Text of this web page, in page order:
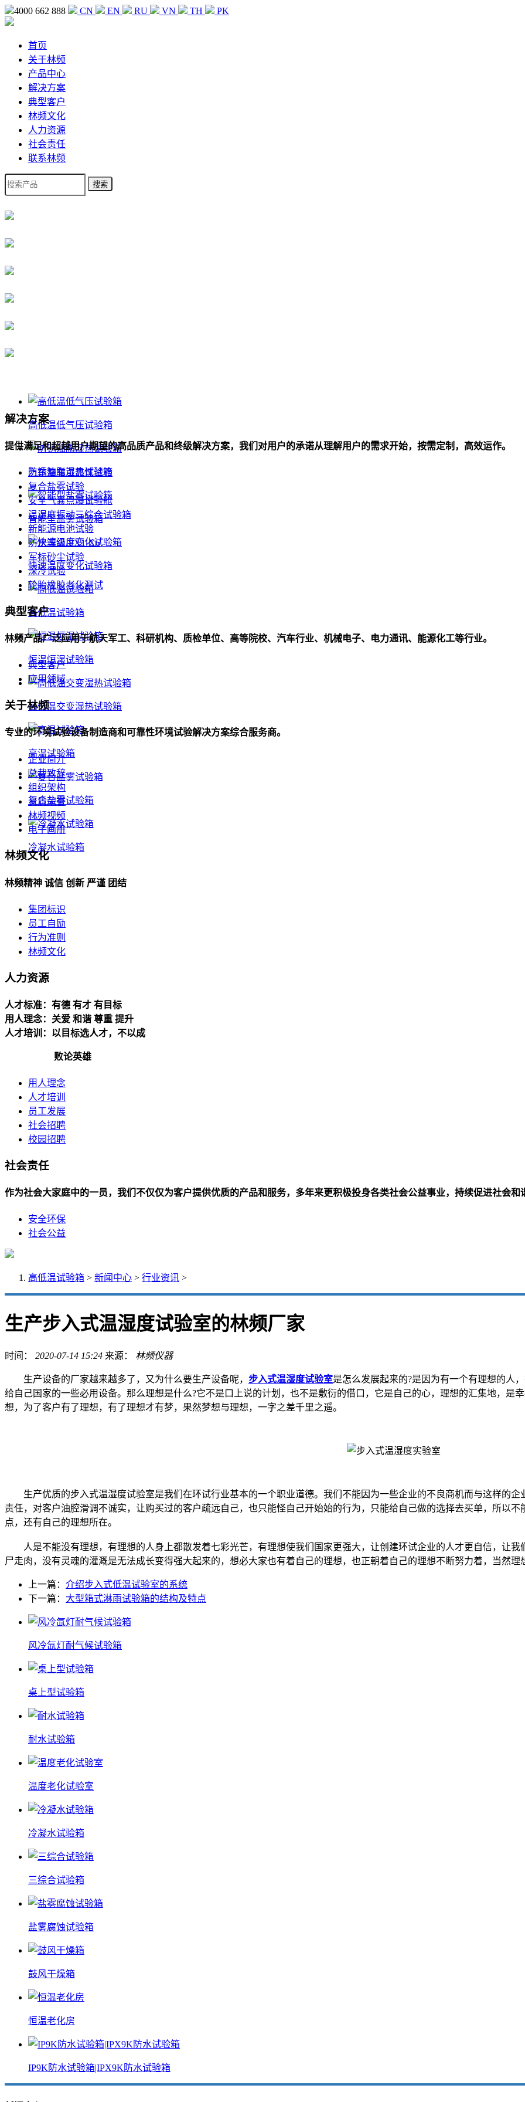
4000 662 888 CN EN RU VN TH PK
首页
关于林频
产品中心
解决方案
典型客户
林频文化
人力资源
社会责任
联系林频
高低温低气压试验箱
防锈油脂湿热试验箱
智能型盐雾试验箱
快速温度变化试验箱
高低温试验箱
恒温恒湿试验箱
高低温交变湿热试验箱
高温试验箱
复合盐雾试验箱
冷凝水试验箱
解决方案
提供满足和超越用户期望的高品质产品和终级解决方案，我们对用户的承诺从理解用户的需求开始，按需定制，高效运作。
汽车整车可靠性试验
复合盐雾试验
安全气囊点爆试验舱
温湿度振动三综合试验箱
新能源电池试验
防水等级IPX1-X6
军标砂尘试验
深冷试验
轮胎橡胶老化测试
典型客户
林频产品广泛应用于航天军工、科研机构、质检单位、高等院校、汽车行业、机械电子、电力通讯、能源化工等行业。
典型客户
应用领域
关于林频
专业的环境试验设备制造商和可靠性环境试验解决方案综合服务商。
企业简介
总裁致辞
组织架构
资质荣誉
林频视频
电子画册
林频文化
林频精神 诚信 创新 严谨 团结
集团标识
员工自励
行为准则
林频文化
人力资源
人才标准：有德 有才 有目标
用人理念：关爱 和谐 尊重 提升
人才培训：以目标选人才，不以成
败论英雄
用人理念
人才培训
员工发展
社会招聘
校园招聘
社会责任
作为社会大家庭中的一员，我们不仅仅为客户提供优质的产品和服务，多年来更积极投身各类社会公益事业，持续促进社会和
安全环保
社会公益
高低温试验箱 > 新闻中心 > 行业资讯 >
生产步入式温湿度试验室的林频厂家
时间： 2020-07-14 15:24 来源： 林频仪器
生产设备的厂家越来越多了，又为什么要生产设备呢， 步入式温湿度试验室是怎么发展起来的?是因为有一个有理想的人
给自己国家的一些必用设备。那么理想是什么?它不是口上说的计划，也不是敷衍的借口，它是自己的心，理想的汇集地，是
想，为了客户有了理想，有了理想才有梦，果然梦想与理想，一字之差千里之遥。
生产优质的步入式温湿度试验室是我们在环试行业基本的一个职业道德。我们不能因为一些企业的不良商机而与这样的企
责任，对客户油腔滑调不诚实，让购买过的客户疏远自己，也只能怪自己开始始的行为，只能给自己做的选择去买单，所以
点，还有自己的理想所在。
人是不能没有理想，有理想的人身上都散发着七彩光芒，有理想使我们国家更强大，让创建环试企业的人才更自信，让我
尸走肉，没有灵魂的灌溉是无法成长变得强大起来的，想必大家也有着自己的理想，也正朝着自己的理想不断努力着，当然
上一篇： 介绍步入式低温试验室的系统
下一篇： 大型箱式淋雨试验箱的结构及特点
风冷氙灯耐气候试验箱
桌上型试验箱
耐水试验箱
温度老化试验室
冷凝水试验箱
三综合试验箱
盐雾腐蚀试验箱
鼓风干燥箱
恒温老化房
IP9K防水试验箱|IPX9K防水试验箱